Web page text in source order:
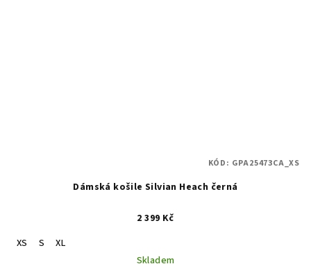
Dámská košile Silvian Heach černá
2 399 Kč
XS
S
XL
Skladem
KÓD: GPA25473CA_XS